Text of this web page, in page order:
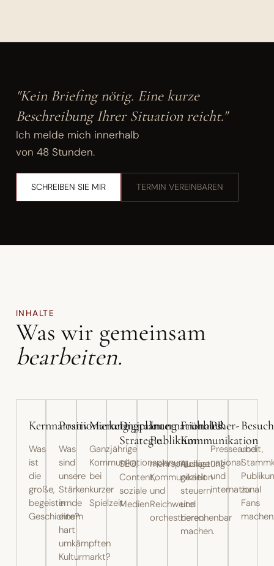
"Kein Briefing nötig. Eine kurze
Beschreibung Ihrer Situation reicht."
Ich melde mich innerhalb
von 48 Stunden.
SCHREIBEN SIE MIR TERMIN VEREINBAREN
INHALTE
Was wir gemeinsam
bearbeiten.
Kernnarrativ
Was
ist
die
große,
begeisternde
Geschichte?
Positionierung
Was
sind
unsere
Stärken
in
einem
hart
umkämpften
Kulturmarkt?
Marketingplanung
Ganzjährige
Kommunikationsplanung
bei
kurzer
Spielzeit
Digitale
Strategie
SEO,
Content,
soziale
Medien
Internationales
Publikum
mehrsprachige
Kommunikation
und
Reichweite
orchestrieren.
Frühbucher-
Kommunikation
Auslastung
gezielt
steuern
und
berechenbar
machen.
PR
Pressearbeit,
national
und
international
und
zu
Fans